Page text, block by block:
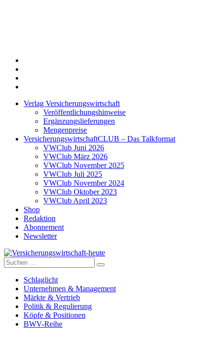
Verlag Versicherungswirtschaft
Veröffentlichungshinweise
Ergänzungslieferungen
Mengenpreise
VersicherungswirtschaftCLUB – Das Talkformat
VWClub Juni 2026
VWClub März 2026
VWClub November 2025
VWClub Juli 2025
VWClub November 2024
VWClub Oktober 2023
VWClub April 2023
Shop
Redaktion
Abonnement
Newsletter
Versicherungswirtschaft-heute
Suche
nach:
Schlaglicht
Unternehmen & Management
Märkte & Vertrieb
Politik & Regulierung
Köpfe & Positionen
BWV-Reihe